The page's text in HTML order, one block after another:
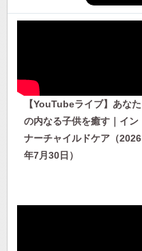
【YouTubeライブ】あなた
の内なる子供を癒す｜イン
ナーチャイルドケア（2026
年7月30日）